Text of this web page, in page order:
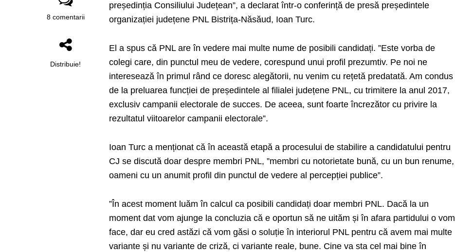
8 comentarii
Distribuie!
președinția Consiliului Județean”, a declarat într-o conferință de presă președintele
organizației județene PNL Bistrița-Năsăud, Ioan Turc.
El a spus că PNL are în vedere mai multe nume de posibili candidați. ”Este vorba de
colegi care, din punctul meu de vedere, corespund unui profil prezumtiv. Pe noi ne
interesează în primul rând ce doresc alegătorii, nu venim cu rețetă predatată. Am condus
de la preluarea funcției de președintele al filialei județene PNL, cu trimitere la anul 2017,
exclusiv campanii electorale de succes. De aceea, sunt foarte încrezător cu privire la
rezultatul viitoarelor campanii electorale”.
Ioan Turc a menționat că în această etapă a procesului de stabilire a candidatului pentru
CJ se discută doar despre membri PNL, ”membri cu notorietate bună, cu un bun renume,
oameni cu un anumit profil din punctul de vedere al percepției publice”.
”În acest moment luăm în calcul ca posibili candidați doar membri PNL. Dacă la un
moment dat vom ajunge la concluzia că e oportun să ne uităm și în afara partidului o vom
face, dar eu cred astăzi că vom găsi o soluție în interiorul PNL pentru că avem mai multe
variante și nu variante de criză, ci variante reale, bune. Cine va sta cel mai bine în